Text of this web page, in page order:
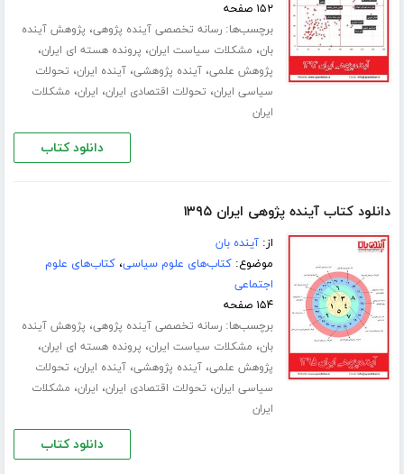
۱۵۲ صفحه
برچسب‌ها:رسانه تخصصی آینده پژوهی، پژوهش آینده
بان، مشکلات سیاست ایران، پرونده هسته ای ایران،
پژوهش علمی،آینده پژوهشی،آینده ایران، تحولات
سیاسی ایران، تحولات اقتصادی ایران، ایران، مشکلات
ایران
دانلود کتاب
دانلود کتاب آینده پژوهی ایران ۱۳۹۵
از:آینده بان
موضوع:کتاب‌های علوم سیاسی،کتاب‌های علوم
اجتماعی
۱۵۴ صفحه
برچسب‌ها:رسانه تخصصی آینده پژوهی، پژوهش آینده
بان، مشکلات سیاست ایران، پرونده هسته ای ایران،
پژوهش علمی،آینده پژوهشی،آینده ایران، تحولات
سیاسی ایران، تحولات اقتصادی ایران، ایران، مشکلات
ایران
دانلود کتاب